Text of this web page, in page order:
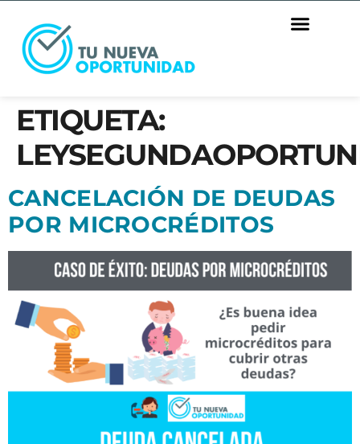
ETIQUETA:
CANCELACIÓN DE DEUDAS
POR MICROCRÉDITOS